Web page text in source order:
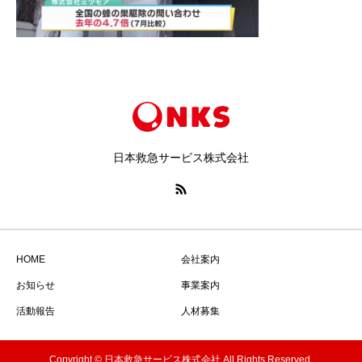
日本救急サービス株式会社
HOME 会社案内
お知らせ 事業案内
活動報告 人材募集